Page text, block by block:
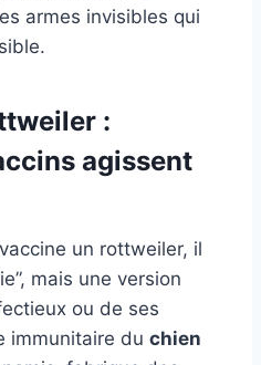
armes invisibles qui
:
agissent
un rottweiler, il
mais une version
ou de ses
immunitaire du chien